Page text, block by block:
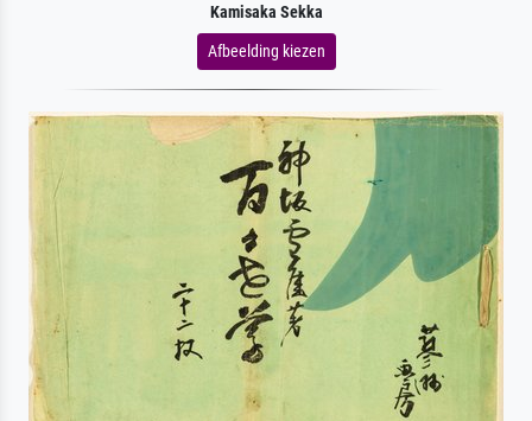
Kamisaka Sekka
Afbeelding kiezen